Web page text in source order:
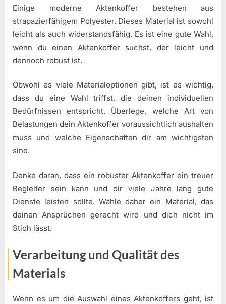
Einige moderne Aktenkoffer bestehen aus
strapazierfähigem Polyester. Dieses Material ist sowohl
leicht als auch widerstandsfähig. Es ist eine gute Wahl,
wenn du einen Aktenkoffer suchst, der leicht und
dennoch robust ist.
Obwohl es viele Materialoptionen gibt, ist es wichtig,
dass du eine Wahl triffst, die deinen individuellen
Bedürfnissen entspricht. Überlege, welche Art von
Belastungen dein Aktenkoffer voraussichtlich aushalten
muss und welche Eigenschaften dir am wichtigsten
sind.
Denke daran, dass ein robuster Aktenkoffer ein treuer
Begleiter sein kann und dir viele Jahre lang gute
Dienste leisten sollte. Wähle daher ein Material, das
deinen Ansprüchen gerecht wird und dich nicht im
Stich lässt.
Verarbeitung und Qualität des
Materials
Wenn es um die Auswahl eines Aktenkoffers geht, ist